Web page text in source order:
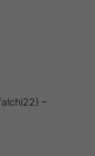
–